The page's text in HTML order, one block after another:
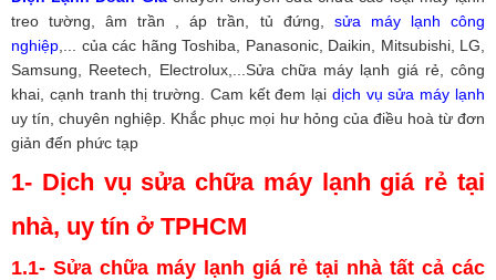
treo tường, âm trần , áp trần, tủ đứng, sửa máy lạnh công
nghiệp ,... của các hãng Toshiba, Panasonic, Daikin, Mitsubishi, LG,
Samsung, Reetech, Electrolux,...Sửa chữa máy lạnh giá rẻ, công
khai, cạnh tranh thị trường. Cam kết đem lại dịch vụ sửa máy lạnh
uy tín, chuyên nghiệp. Khắc phục mọi hư hỏng của điều hoà từ đơn
giản đến phức tạp
1- Dịch vụ sửa chữa máy lạnh giá rẻ tại
nhà, uy tín ở TPHCM
1.1- Sửa chữa máy lạnh giá rẻ tại nhà tất cả các